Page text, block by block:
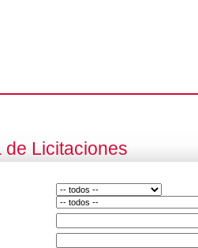
de Licitaciones